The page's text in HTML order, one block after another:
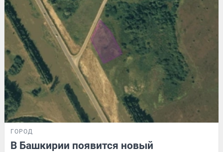
ГОРОД
В Башкирии появится новый